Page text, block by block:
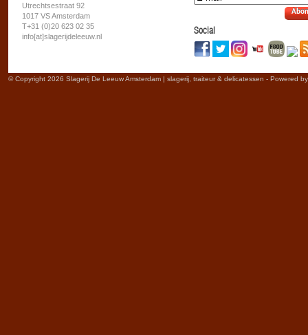
Utrechtsestraat 92
1017 VS Amsterdam
T+31 (0)20 623 02 35
info[at]slagerijdeleeuw.nl
Social
© Copyright 2026 Slagerij De Leeuw Amsterdam | slagerij, traiteur & delicatessen - Powered